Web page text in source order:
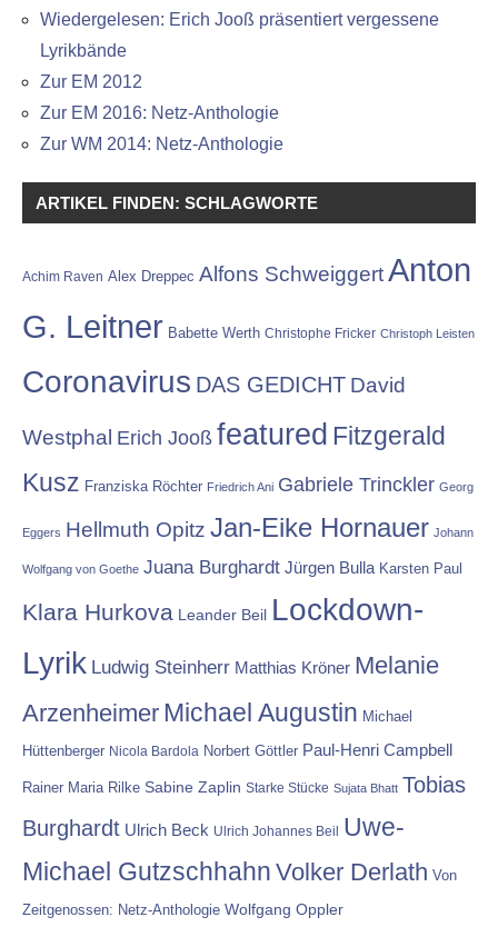
Wiedergelesen: Erich Jooß präsentiert vergessene
Lyrikbände
Zur EM 2012
Zur EM 2016: Netz-Anthologie
Zur WM 2014: Netz-Anthologie
ARTIKEL FINDEN: SCHLAGWORTE
Achim Raven Alex Dreppec Alfons SchweiggertAnton
G. Leitner Babette Werth Christophe Fricker Christoph Leisten
Coronavirus DAS GEDICHT David
Westphal Erich Jooß featured Fitzgerald
Kusz Franziska Röchter Friedrich Ani Gabriele Trinckler Georg
Eggers Hellmuth Opitz Jan-Eike Hornauer Johann
Wolfgang von Goethe Juana Burghardt Jürgen Bulla Karsten Paul
Klara Hurkova Leander Beil Lockdown-
Lyrik Ludwig Steinherr Matthias Kröner Melanie
Arzenheimer Michael Augustin Michael
Hüttenberger Nicola Bardola Norbert Göttler Paul-Henri Campbell
Rainer Maria Rilke Sabine Zaplin Starke Stücke Sujata Bhatt Tobias
Burghardt Ulrich Beck Ulrich Johannes Beil
Uwe-
Michael Gutzschhahn Volker Derlath Von
Zeitgenossen: Netz-Anthologie Wolfgang Oppler